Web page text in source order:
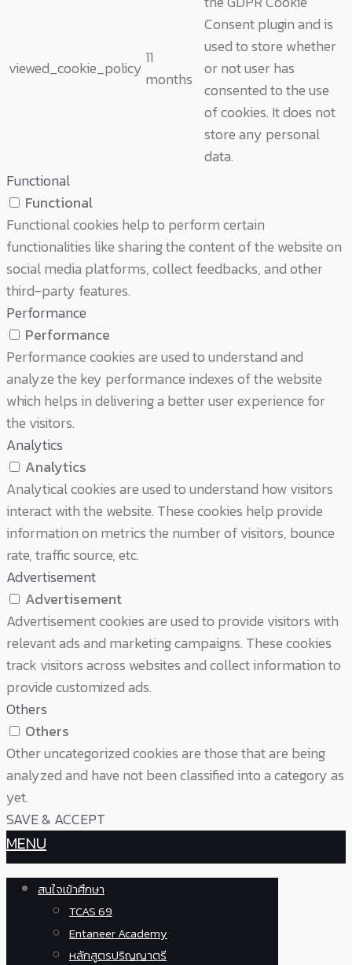
viewed_cookie_policy
11
months
Consent plugin and is
used to store whether
or not user has
consented to the use
of cookies. It does not
store any personal
data.
Functional
Functional
Functional cookies help to perform certain
functionalities like sharing the content of the website on
social media platforms, collect feedbacks, and other
third-party features.
Performance
Performance
Performance cookies are used to understand and
analyze the key performance indexes of the website
which helps in delivering a better user experience for
the visitors.
Analytics
Analytics
Analytical cookies are used to understand how visitors
interact with the website. These cookies help provide
information on metrics the number of visitors, bounce
rate, traffic source, etc.
Advertisement
Advertisement
Advertisement cookies are used to provide visitors with
relevant ads and marketing campaigns. These cookies
track visitors across websites and collect information to
provide customized ads.
Others
Others
Other uncategorized cookies are those that are being
analyzed and have not been classified into a category as
yet.
SAVE & ACCEPT
MENU
สนใจเข้าศึกษา
TCAS 69
Entaneer Academy
หลักสูตรปริญญาตรี